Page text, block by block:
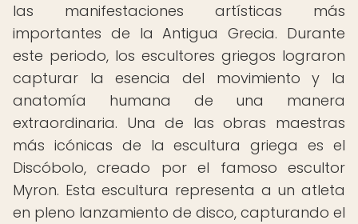
las manifestaciones artísticas más
importantes de la Antigua Grecia. Durante
este periodo, los escultores griegos lograron
capturar la esencia del movimiento y la
anatomía humana de una manera
extraordinaria. Una de las obras maestras
más icónicas de la escultura griega es el
Discóbolo, creado por el famoso escultor
Myron. Esta escultura representa a un atleta
en pleno lanzamiento de disco, capturando el